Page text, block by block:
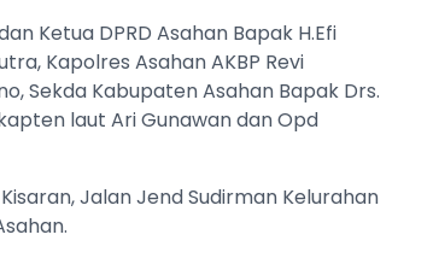
Ketua DPRD Asahan Bapak H.Efi
Kapolres Asahan AKBP Revi
Sekda Kabupaten Asahan Bapak Drs.
laut Ari Gunawan dan Opd
Jalan Jend Sudirman Kelurahan